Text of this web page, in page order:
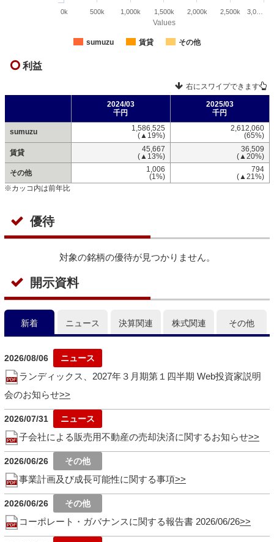
Values
sumuzu 賃貸 その他
0k 500k 1,000k 1,500k 2,000k 2,500k 3,0…
利益
右にスワイプできます
2024/03
千円
2025/03
千円
sumuzu
1,586,525
(▲19%)
2,612,060
(65%)
賃貸
45,667
(▲13%)
36,509
(▲20%)
その他
1,006
(1%)
794
(▲21%)
※カッコ内は前年比
優待
対象の銘柄の優待が見つかりません。
開示資料
新着 ニュース 決算関連 株式関連 その他
2026/08/06
ランディックス、2027年３月期第１四半期 Web投資家説明
会のお知らせ
2026/07/31
子会社による販売用不動産の売却決済に関するお知らせ
2026/06/26
事業計画及び成長可能性に関する事項
2026/06/26
コーポレート・ガバナンスに関する報告書 2026/06/26